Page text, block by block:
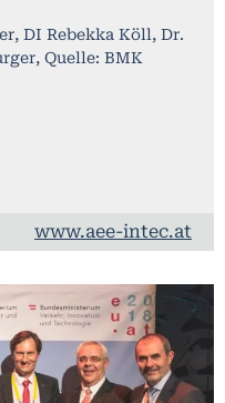
DI Rebekka Köll, Dr.
Quelle: BMK
www.aee-intec.at